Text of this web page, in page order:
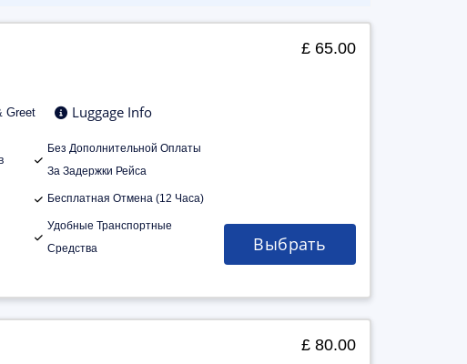
Greet Luggage Info
Без Дополнительной Оплаты
За Задержки Рейса
Бесплатная Отмена (12 Часа)
Удобные Транспортные
Средства
£ 65.00
Выбрать
£ 80.00